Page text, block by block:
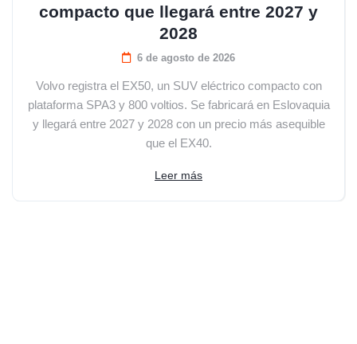
compacto que llegará entre 2027 y
2028
6 de agosto de 2026
Volvo registra el EX50, un SUV eléctrico compacto con
plataforma SPA3 y 800 voltios. Se fabricará en Eslovaquia
y llegará entre 2027 y 2028 con un precio más asequible
que el EX40.
Leer más